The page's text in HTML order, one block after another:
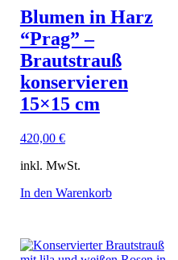
Blumen in Harz
“Prag” –
Brautstrauß
konservieren
15×15 cm
420,00 €
inkl. MwSt.
In den Warenkorb